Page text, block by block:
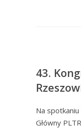
43.
Na
Główny